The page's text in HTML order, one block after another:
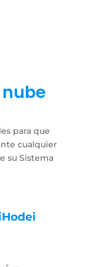
para que
cualquier
su Sistema